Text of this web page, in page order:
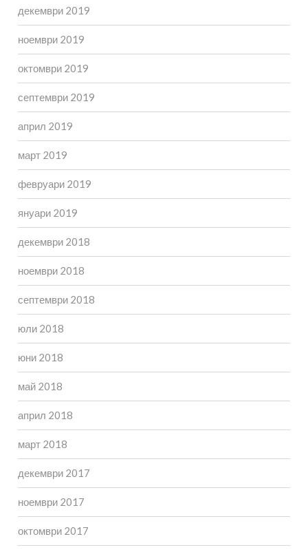
декември 2019
ноември 2019
октомври 2019
септември 2019
април 2019
март 2019
февруари 2019
януари 2019
декември 2018
ноември 2018
септември 2018
юли 2018
юни 2018
май 2018
април 2018
март 2018
декември 2017
ноември 2017
октомври 2017